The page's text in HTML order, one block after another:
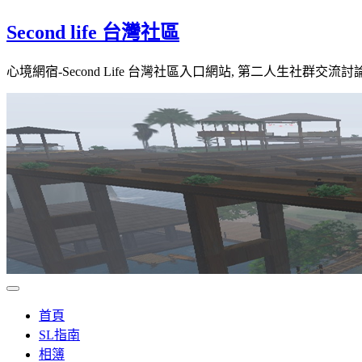
to
Second life 台灣社區
心境網宿-Second Life 台灣社區入口網站, 第二人生社群交流討
首頁
SL指南
相簿